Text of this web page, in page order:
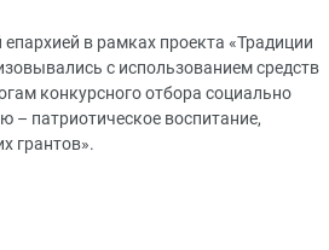
епархией в рамках проекта «Традиции
с использованием средств
конкурсного отбора социально
патриотическое воспитание,
грантов».